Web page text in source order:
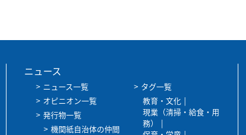
ニュース
ニュース一覧
オピニオン一覧
発行物一覧
機関紙自治体の仲間
タグ一覧
教育・文化
現業（清掃・給食・用
務）